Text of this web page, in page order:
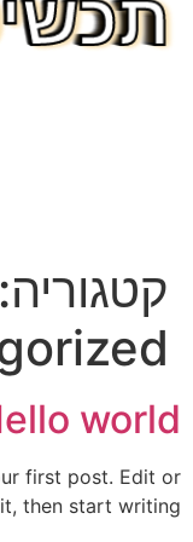
קטגוריה:
world!
first post. Edit or
then start writing!